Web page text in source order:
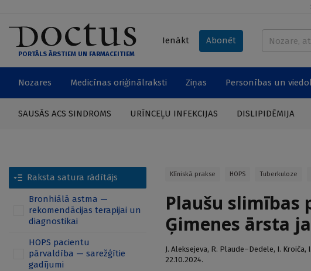
PORTĀLS ĀRSTIEM UN FARMACEITIEM
Ienākt Abonēt
Nozares Medicīnas oriģinālraksti Ziņas Personības un
SAUSĀS ACS SINDROMS URĪNCEĻU INFEKCIJAS DISLIPIDĒMIJA
Raksta satura rādītājs
Bronhiālā astma —
rekomendācijas terapijai un
diagnostikai
HOPS pacientu
pārvaldība — sarežģītie
gadījumi
Klīniskā prakse HOPS Tuberkuloze
Plaušu slimības
Ģimenes ārsta
J. Aleksejeva, R. Plaude–Dedele, I. Kroiča,
22.10.2024.